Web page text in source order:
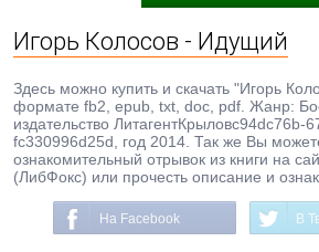
Игорь Колосов - Идущий
Здесь можно купить и скачать "Игорь
формате fb2, epub, txt, doc, pdf. Жанр:
издательство ЛитагентКрыловc94dc76b-
fc330996d25d, год 2014. Так же Вы
ознакомительный отрывок из книги на
(ЛибФокс) или прочесть описание и
На Facebook В